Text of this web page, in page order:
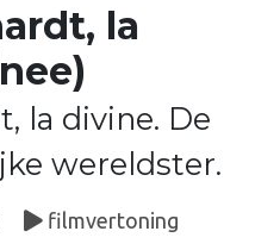
la
la divine. De
wereldster.
filmvertoning